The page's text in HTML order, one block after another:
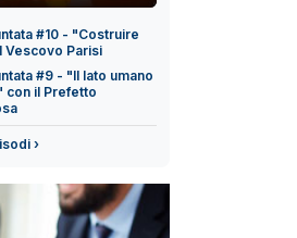
#10 - "Costruire
Vescovo Parisi
#9 - "Il lato umano
con il Prefetto
›